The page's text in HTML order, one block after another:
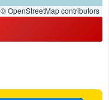
© OpenStreetMap contributors